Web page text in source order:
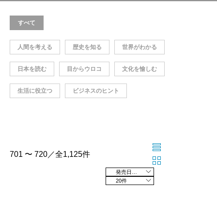
すべて
人間を考える 歴史を知る 世界がわかる
日本を読む 目からウロコ 文化を愉しむ
生活に役立つ ビジネスのヒント
701 〜 720／全1,125件
20件